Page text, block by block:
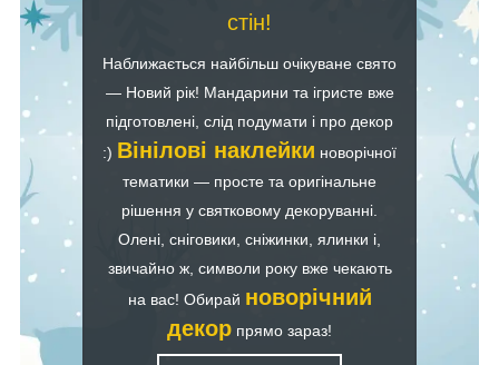
стін!
Наближається найбільш очікуване свято
— Новий рік! Мандарини та ігристе вже
підготовлені, слід подумати і про декор
:) Вінілові наклейки новорічної
тематики — просте та оригінальне
рішення у святковому декоруванні.
Олені, сніговики, сніжинки, ялинки і,
звичайно ж, символи року вже чекають
на вас! Обирай новорічний
декор прямо зараз!